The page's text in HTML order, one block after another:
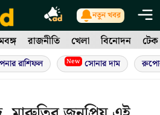
নতুন খবর
রাজনীতি খেলা বিনোদন টেক
রাশিফল New সোনার দাম